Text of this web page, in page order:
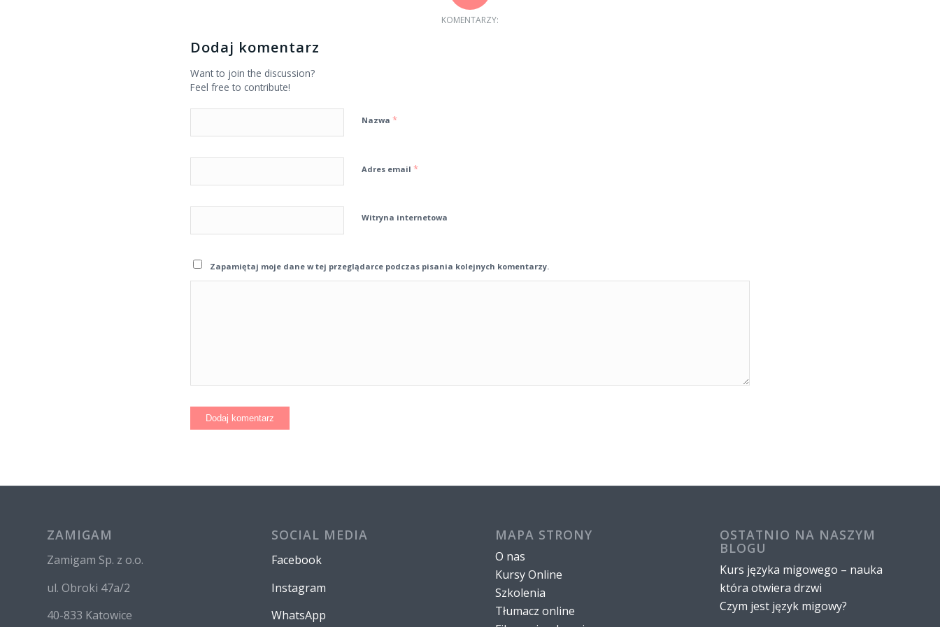
KOMENTARZY:
Dodaj komentarz
Want to join the discussion?
Feel free to contribute!
Nazwa *
Adres email *
Witryna internetowa
Zapamiętaj moje dane w tej przeglądarce podczas pisania kolejnych komentarzy.
ZAMIGAM
Zamigam Sp. z o.o.
ul. Obroki 47a/2
40-833 Katowice
SOCIAL MEDIA
Facebook
Instagram
WhatsApp
MAPA STRONY
O nas
Kursy Online
Szkolenia
Tłumacz online
OSTATNIO NA NASZYM
BLOGU
Kurs języka migowego – nauka
która otwiera drzwi
Czym jest język migowy?